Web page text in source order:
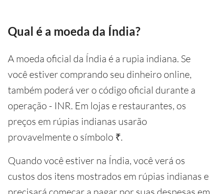
Qual é a moeda da Índia?
A moeda oficial da Índia é a rupia indiana. Se
você estiver comprando seu dinheiro online,
também poderá ver o código oficial durante a
operação - INR. Em lojas e restaurantes, os
preços em rúpias indianas usarão
provavelmente o símbolo ₹.
Quando você estiver na Índia, você verá os
custos dos itens mostrados em rúpias indianas e